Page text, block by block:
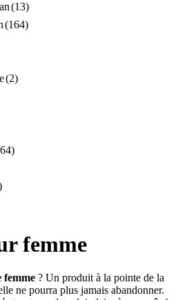
(13)
(164)
(2)
femme
femme ? Un produit à la pointe de la
ne pourra plus jamais abandonner.